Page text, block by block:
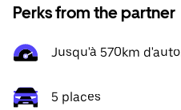
Perks from the partner
Jusqu'à 570km
5 places